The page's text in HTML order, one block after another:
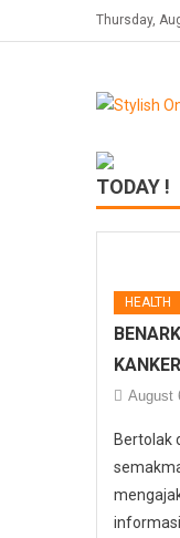
to
Thursday,
TODAY !
HEALTH
August
Bertolak